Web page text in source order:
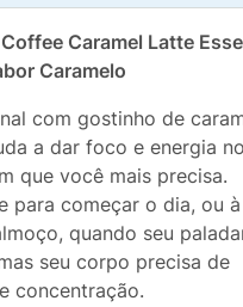
Caramel Latte
Caramelo
com gostinho de
a dar foco e energia no
que você mais precisa.
para começar o dia, ou
quando seu
seu corpo precisa de
concentração.